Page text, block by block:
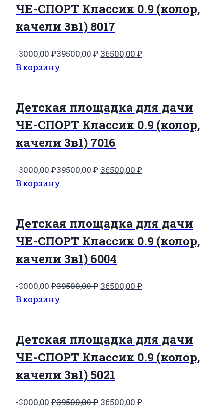
ЧЕ-СПОРТ Классик 0.9 (колор,
качели 3в1) 8017
-3000,00 ₽39500,00₽ Первоначальная
36500,00 ₽Текущая
В корзину
Детская площадка для дачи
ЧЕ-СПОРТ Классик 0.9 (колор,
качели 3в1) 7016
-3000,00 ₽39500,00₽ Первоначальная
36500,00 ₽Текущая
В корзину
Детская площадка для дачи
ЧЕ-СПОРТ Классик 0.9 (колор,
качели 3в1) 6004
-3000,00 ₽39500,00₽ Первоначальная
36500,00 ₽Текущая
В корзину
Детская площадка для дачи
ЧЕ-СПОРТ Классик 0.9 (колор,
качели 3в1) 5021
-3000,00 ₽39500,00₽ Первоначальная
36500,00 ₽Текущая